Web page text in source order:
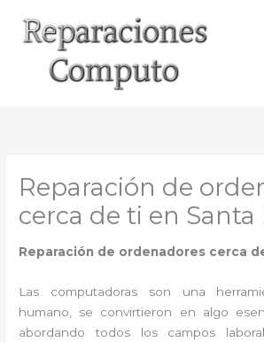
contenido
Reparación de
cerca de ti en Santa
Reparación de ordenadores cerca
Las computadoras son una
humano, se convirtieron en algo
abordando todos los campos